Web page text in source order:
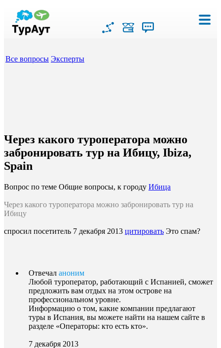
Все вопросы Эксперты
Через какого туроператора можно
забронировать тур на Ибицу, Ibiza,
Spain
Вопрос по теме Общие вопросы, к городу Ибица
Через какого туроператора можно забронировать тур на
Ибицу
спросил посетитель 7 декабря 2013 цитировать Это спам?
Отвечал аноним
Любой туроператор, работающий с Испанией, сможет
предложить вам отдых на этом острове на
профессиональном уровне.
Информацию о том, какие компании предлагают
туры в Испания, вы можете найти на нашем сайте в
разделе «Операторы: кто есть кто».
7 декабря 2013